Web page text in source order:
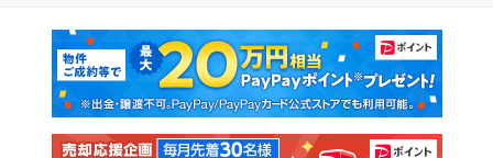
新築マンション 中古マンション
新築一戸建て 中古一戸建て
マンションカタログ 教えて！住まいの先生